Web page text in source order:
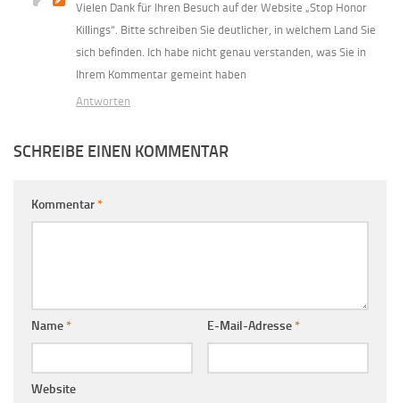
Vielen Dank für Ihren Besuch auf der Website „Stop Honor
Killings“. Bitte schreiben Sie deutlicher, in welchem ​​Land Sie
sich befinden. Ich habe nicht genau verstanden, was Sie in
Ihrem Kommentar gemeint haben
Antworten
SCHREIBE EINEN KOMMENTAR
Kommentar*
Name* E-Mail-Adresse*
Website